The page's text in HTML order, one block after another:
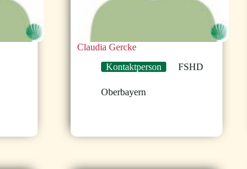
Claudia Gercke
Kontaktperson
FSHD
Oberbayern